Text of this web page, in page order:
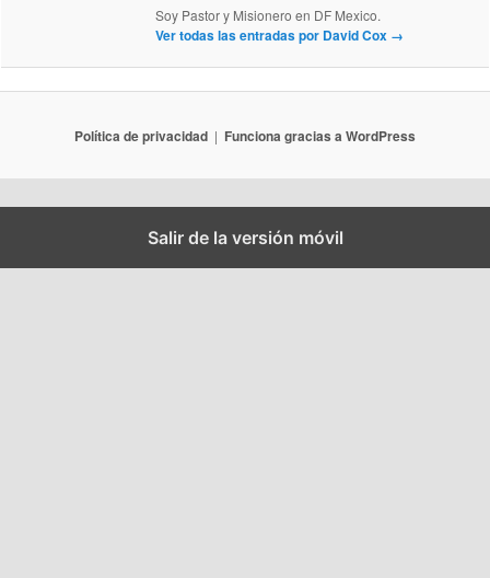
Soy Pastor y Misionero en DF Mexico.
Ver todas las entradas por David Cox →
Política de privacidad Funciona gracias a WordPress
Salir de la versión móvil